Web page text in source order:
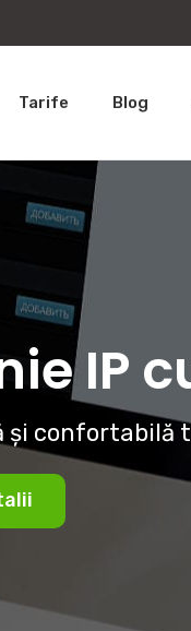
Tarife Blog
IP
și confortabilă